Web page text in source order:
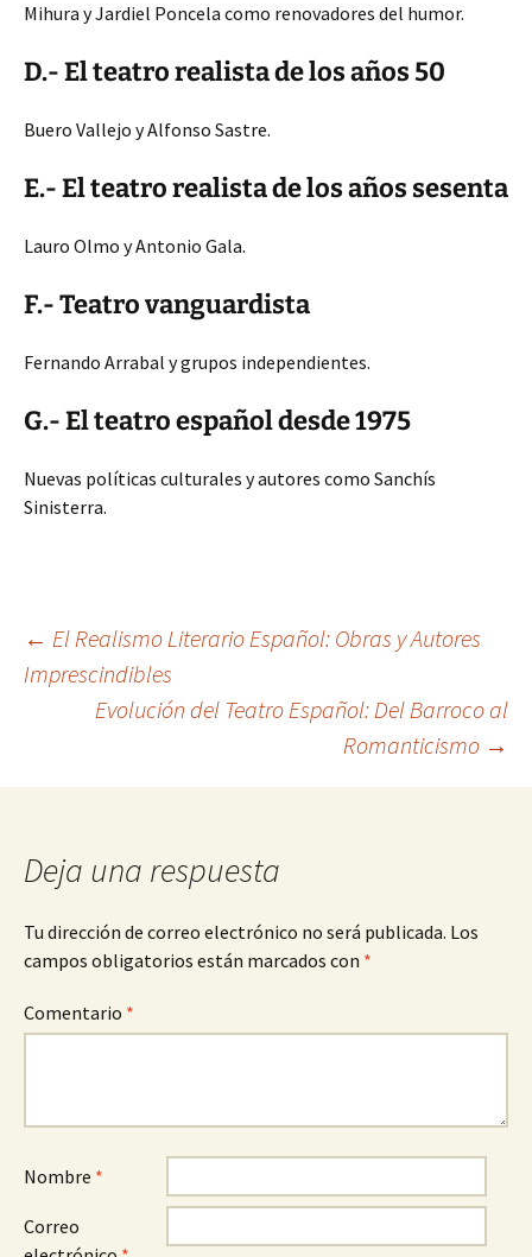
Mihura y Jardiel Poncela como renovadores del humor.
D.- El teatro realista de los años 50
Buero Vallejo y Alfonso Sastre.
E.- El teatro realista de los años sesenta
Lauro Olmo y Antonio Gala.
F.- Teatro vanguardista
Fernando Arrabal y grupos independientes.
G.- El teatro español desde 1975
Nuevas políticas culturales y autores como Sanchís
Sinisterra.
Navegación
entradas
← El Realismo Literario Español: Obras y Autores
Imprescindibles
Evolución del Teatro Español: Del Barroco al
Romanticismo →
Deja una respuesta
Tu dirección de correo electrónico no será publicada. Los
campos obligatorios están marcados con *
Comentario *
Nombre *
Correo